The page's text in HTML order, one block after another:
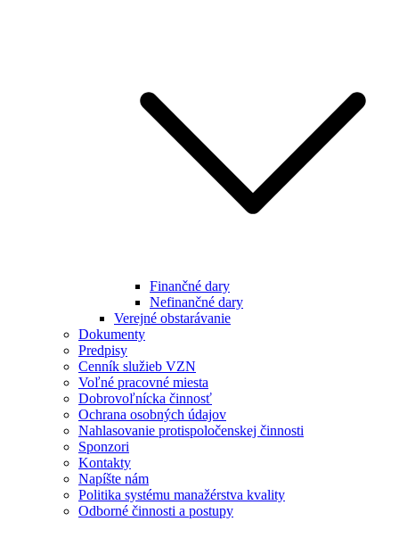
Finančné dary
Nefinančné dary
Verejné obstarávanie
Dokumenty
Predpisy
Cenník služieb VZN
Voľné pracovné miesta
Dobrovoľnícka činnosť
Ochrana osobných údajov
Nahlasovanie protispoločenskej činnosti
Sponzori
Kontakty
Napíšte nám
Politika systému manažérstva kvality
Odborné činnosti a postupy